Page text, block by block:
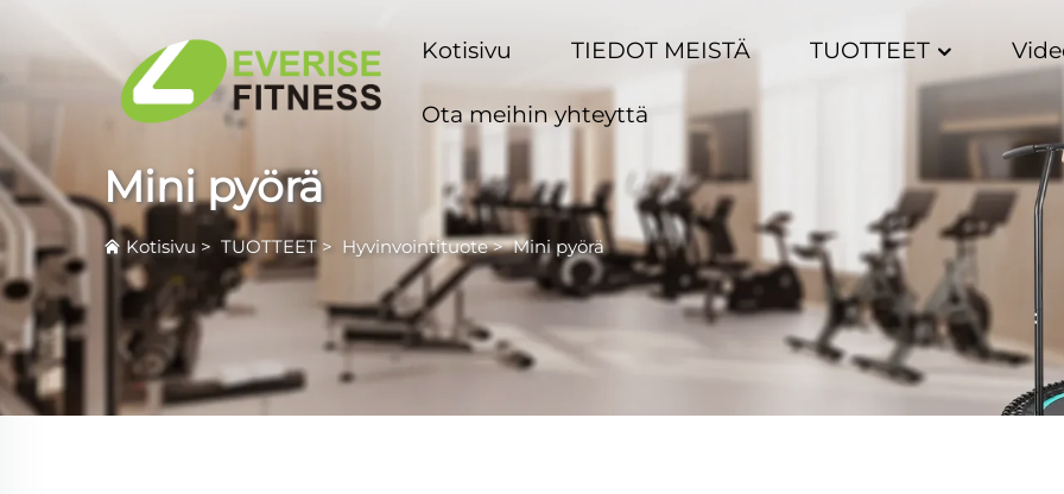
Kotisivu TIEDOT MEISTÄ TUOTTEET
Ota meihin yhteyttä
Mini pyörä
Kotisivu > TUOTTEET > Hyvinvointituote>Mini pyörä